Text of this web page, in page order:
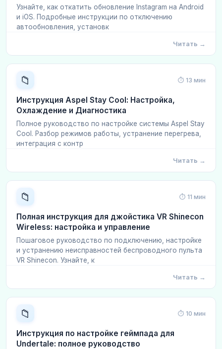
Узнайте, как откатить обновление Instagram на Android
и iOS. Подробные инструкции по отключению
автообновления, установк
Читать →
📁 ⏱ 13 мин
Инструкция Aspel Stay Cool: Настройка,
Охлаждение и Диагностика
Полное руководство по настройке системы Aspel Stay
Cool. Разбор режимов работы, устранение перегрева,
интеграция с контр
Читать →
📁 ⏱ 11 мин
Полная инструкция для джойстика VR Shinecon
Wireless: настройка и управление
Пошаговое руководство по подключению, настройке
и устранению неисправностей беспроводного пульта
VR Shinecon. Узнайте, к
Читать →
📁 ⏱ 10 мин
Инструкция по настройке геймпада для
Undertale: полное руководство